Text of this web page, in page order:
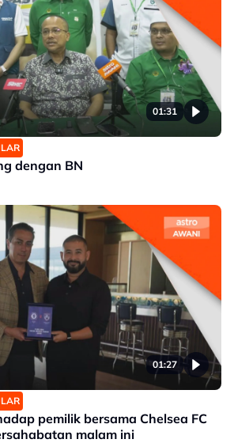
01:31
dengan BN
01:27
pemilik bersama Chelsea FC
malam ini